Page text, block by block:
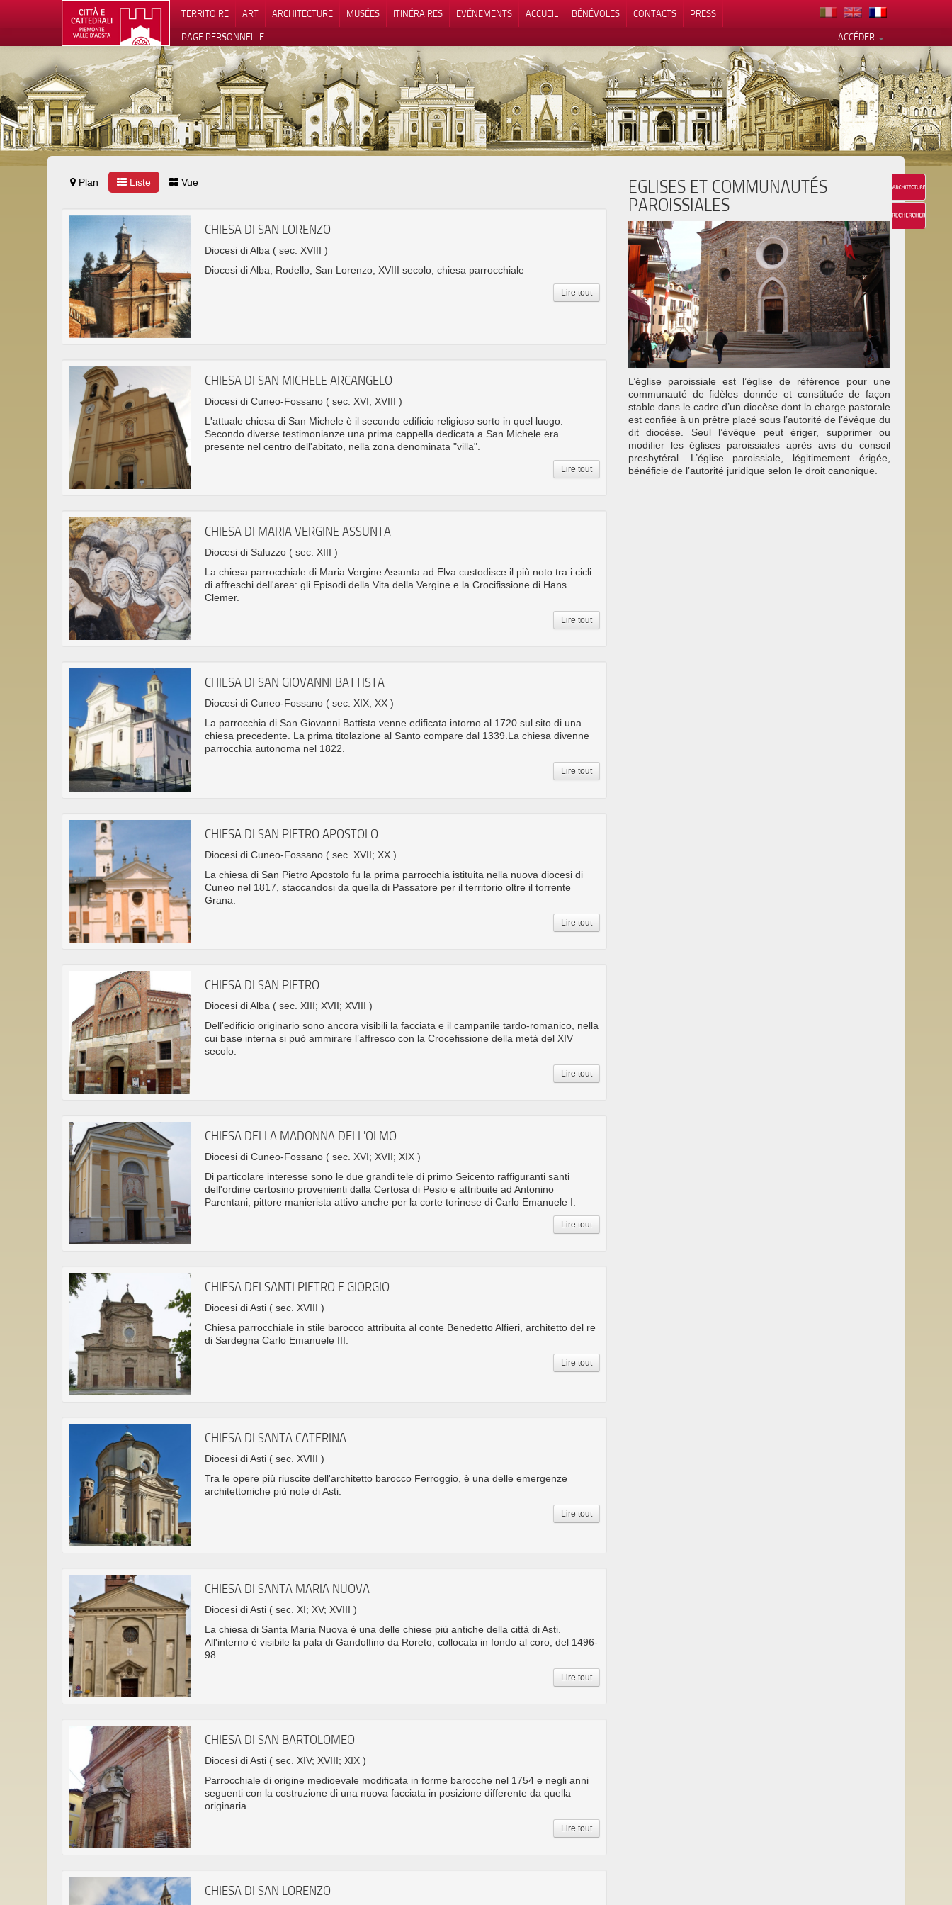
TERRITOIRE ART ARCHITECTURE MUSÉES ITINÉRAIRES EVÉNEMENTS ACCUEIL BÉNÉVOLES CONTACTS
PRESS
ACCÉDER
PAGE PERSONNELLE
Plan Liste Vue
CHIESA DI SAN LORENZO
Diocesi di Alba ( sec. XVIII )
Diocesi di Alba, Rodello, San Lorenzo, XVIII secolo, chiesa parrocchiale
Lire tout
CHIESA DI SAN MICHELE ARCANGELO
Diocesi di Cuneo-Fossano ( sec. XVI; XVIII )
L'attuale chiesa di San Michele è il secondo edificio religioso sorto in quel luogo.
Secondo diverse testimonianze una prima cappella dedicata a San Michele era
presente nel centro dell'abitato, nella zona denominata "villa".
Lire tout
CHIESA DI MARIA VERGINE ASSUNTA
Diocesi di Saluzzo ( sec. XIII )
La chiesa parrocchiale di Maria Vergine Assunta ad Elva custodisce il più noto tra i cicli
di affreschi dell'area: gli Episodi della Vita della Vergine e la Crocifissione di Hans
Clemer.
Lire tout
CHIESA DI SAN GIOVANNI BATTISTA
Diocesi di Cuneo-Fossano ( sec. XIX; XX )
La parrocchia di San Giovanni Battista venne edificata intorno al 1720 sul sito di una
chiesa precedente. La prima titolazione al Santo compare dal 1339.La chiesa divenne
parrocchia autonoma nel 1822.
Lire tout
CHIESA DI SAN PIETRO APOSTOLO
Diocesi di Cuneo-Fossano ( sec. XVII; XX )
La chiesa di San Pietro Apostolo fu la prima parrocchia istituita nella nuova diocesi di
Cuneo nel 1817, staccandosi da quella di Passatore per il territorio oltre il torrente
Grana.
Lire tout
CHIESA DI SAN PIETRO
Diocesi di Alba ( sec. XIII; XVII; XVIII )
Dell’edificio originario sono ancora visibili la facciata e il campanile tardo-romanico, nella
cui base interna si può ammirare l’affresco con la Crocefissione della metà del XIV
secolo.
Lire tout
CHIESA DELLA MADONNA DELL'OLMO
Diocesi di Cuneo-Fossano ( sec. XVI; XVII; XIX )
Di particolare interesse sono le due grandi tele di primo Seicento raffiguranti santi
dell'ordine certosino provenienti dalla Certosa di Pesio e attribuite ad Antonino
Parentani, pittore manierista attivo anche per la corte torinese di Carlo Emanuele I.
Lire tout
CHIESA DEI SANTI PIETRO E GIORGIO
Diocesi di Asti ( sec. XVIII )
Chiesa parrocchiale in stile barocco attribuita al conte Benedetto Alfieri, architetto del re
di Sardegna Carlo Emanuele III.
Lire tout
CHIESA DI SANTA CATERINA
Diocesi di Asti ( sec. XVIII )
Tra le opere più riuscite dell'architetto barocco Ferroggio, è una delle emergenze
architettoniche più note di Asti.
Lire tout
CHIESA DI SANTA MARIA NUOVA
Diocesi di Asti ( sec. XI; XV; XVIII )
La chiesa di Santa Maria Nuova è una delle chiese più antiche della città di Asti.
All'interno è visibile la pala di Gandolfino da Roreto, collocata in fondo al coro, del 1496-
98.
Lire tout
CHIESA DI SAN BARTOLOMEO
Diocesi di Asti ( sec. XIV; XVIII; XIX )
Parrocchiale di origine medioevale modificata in forme barocche nel 1754 e negli anni
seguenti con la costruzione di una nuova facciata in posizione differente da quella
originaria.
Lire tout
CHIESA DI SAN LORENZO
EGLISES ET COMMUNAUTÉS
PAROISSIALES
L’église paroissiale est l’église de référence pour une
communauté de fidèles donnée et constituée de façon
stable dans le cadre d’un diocèse dont la charge pastorale
est confiée à un prêtre placé sous l’autorité de l’évêque du
dit diocèse. Seul l’évêque peut ériger, supprimer ou
modifier les églises paroissiales après avis du conseil
presbytéral. L’église paroissiale, légitimement érigée,
bénéficie de l’autorité juridique selon le droit canonique.
Vos choix en matière de confidentialité